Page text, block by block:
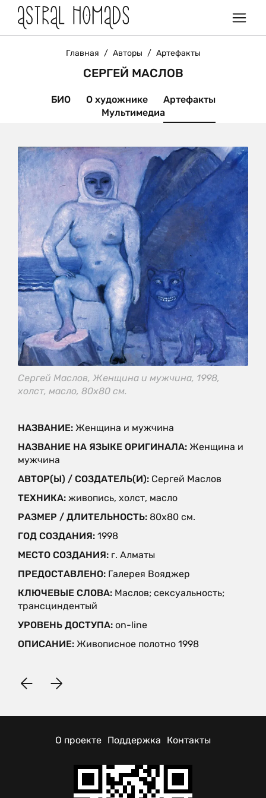
Главная / Авторы / Артефакты
СЕРГЕЙ МАСЛОВ
БИО О художнике
Артефакты
Мультимедиа
Сергей Маслов, Женщина и мужчина, 1998,
холст, масло, 80х80 см.
НАЗВАНИЕ: Женщина и мужчина
НАЗВАНИЕ НА ЯЗЫКЕ ОРИГИНАЛА: Женщина и
мужчина
АВТОР(Ы) / СОЗДАТЕЛЬ(И): Сергей Маслов
ТЕХНИКА: живопись, холст, масло
РАЗМЕР / ДЛИТЕЛЬНОСТЬ: 80х80 см.
ГОД СОЗДАНИЯ: 1998
МЕСТО СОЗДАНИЯ: г. Алматы
ПРЕДОСТАВЛЕНО: Галерея Вояджер
КЛЮЧЕВЫЕ СЛОВА: Маслов; сексуальность;
трансциндентый
УРОВЕНЬ ДОСТУПА: on-line
ОПИСАНИЕ: Живописное полотно 1998
О проекте Поддержка Контакты